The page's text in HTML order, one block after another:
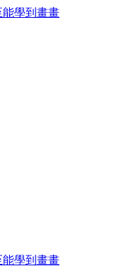
能學到畫畫
能學到畫畫